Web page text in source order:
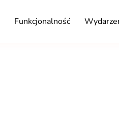
Funkcjonalność